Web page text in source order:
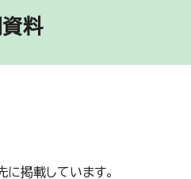
料
に掲載しています。